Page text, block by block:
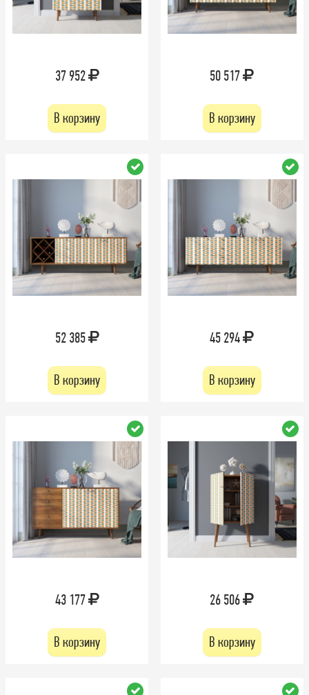
37 952
В корзину
50 517
В корзину
52 385
В корзину
45 294
В корзину
43 177
В корзину
26 506
В корзину